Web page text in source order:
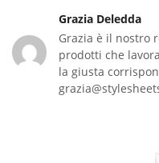
Grazia Deledda
Grazia è il nostro
prodotti che
la giusta